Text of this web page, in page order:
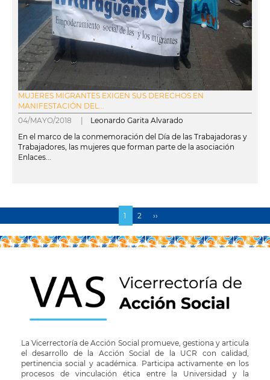
MUJERES MIGRANTES EXIGEN SUS DERECHOS EN
MANIFESTACIÓN DEL...
04/MAYO/2018 | Leonardo Garita Alvarado
En el marco de la conmemoración del Día de las Trabajadoras y
Trabajadores, las mujeres que forman parte de la asociación
Enlaces...
Página
actual
1 Page
2
Siguiente
página
››
La Vicerrectoría de Acción Social promueve, gestiona y articula
el desarrollo de la Acción Social de la UCR con calidad,
pertinencia social y académica. Participa activamente en los
procesos de vinculación ética entre la Universidad y la